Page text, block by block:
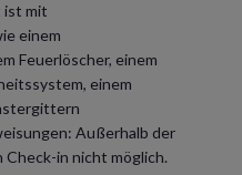
ist mit
einem
Feuerlöscher, einem
einem
Außerhalb der
in nicht möglich.